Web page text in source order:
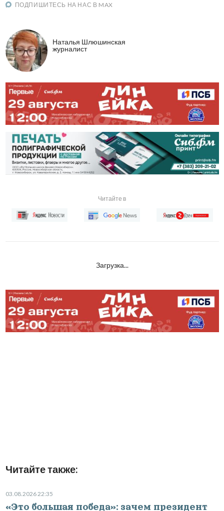
ПОДПИШИТЕСЬ НА НАС В MAX
Наталья Шлюшинская
журналист
Читайте в
Загрузка...
Читайте также:
03.08.2026 22:35
«Это большая победа»: зачем президент